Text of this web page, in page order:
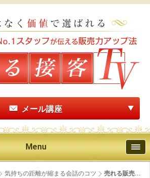
メール講座
Menu
気持ちの距離が縮まる会話のコツ 売れる販売...